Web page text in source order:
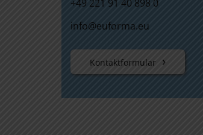
+49 221 91 40 898 0
info@euforma.eu
Kontaktformular